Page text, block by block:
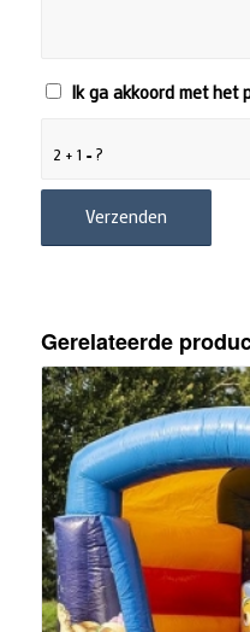
Ik ga akkoord met het
2 + 1 = ?
Gerelateerde